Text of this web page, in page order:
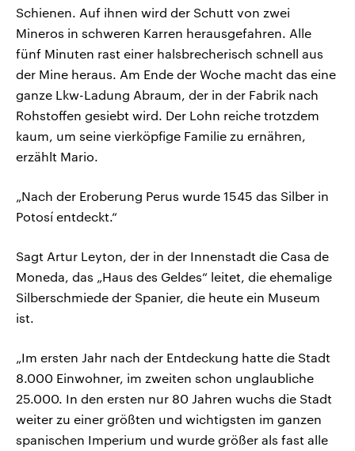
Schienen. Auf ihnen wird der Schutt von zwei
Mineros in schweren Karren herausgefahren. Alle
fünf Minuten rast einer halsbrecherisch schnell aus
der Mine heraus. Am Ende der Woche macht das eine
ganze Lkw-Ladung Abraum, der in der Fabrik nach
Rohstoffen gesiebt wird. Der Lohn reiche trotzdem
kaum, um seine vierköpfige Familie zu ernähren,
erzählt Mario.
„Nach der Eroberung Perus wurde 1545 das Silber in
Potosí entdeckt.“
Sagt Artur Leyton, der in der Innenstadt die Casa de
Moneda, das „Haus des Geldes“ leitet, die ehemalige
Silberschmiede der Spanier, die heute ein Museum
ist.
„Im ersten Jahr nach der Entdeckung hatte die Stadt
8.000 Einwohner, im zweiten schon unglaubliche
25.000. In den ersten nur 80 Jahren wuchs die Stadt
weiter zu einer größten und wichtigsten im ganzen
spanischen Imperium und wurde größer als fast alle